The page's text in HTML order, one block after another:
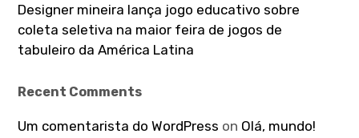
Designer mineira lança jogo educativo sobre
coleta seletiva na maior feira de jogos de
tabuleiro da América Latina
Recent Comments
Um comentarista do WordPress on Olá, mundo!